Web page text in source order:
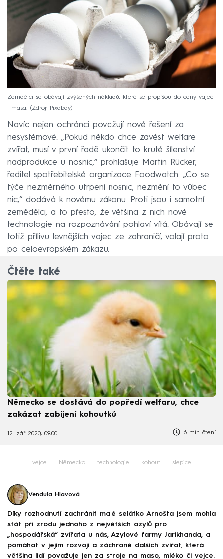
Zemdělci se obávají zvýšených nákladů, které se propíšou do ceny vajec
i masa.
Zdroj: Pixabay
Navíc nejen ochránci považují nové řešení za
nesystémové. „Pokud někdo chce zavést welfare
zvířat, musí v první řadě ukončit to kruté šílenství
nadprodukce u nosnic,“ prohlašuje Martin Rücker,
ředitel spotřebitelské organizace Foodwatch. „Co se
týče nezměrného utrpení nosnic, nezmění to vůbec
nic,“ dodává k novému zákonu. Proti jsou i samotní
zemědělci, a to přesto, že většina z nich nové
technologie na rozpoznávání pohlaví vítá. Obávají se
totiž přílivu levnějších vajec ze zahraničí, volají proto
po celoevropském zákazu.
Čtěte také
Německo se dostává do popředí welfaru, chce
zakázat zabíjení kohoutků
12. zář 2020, 09:00 6 min čtení
vejce Německo technologie kohout slepice
Vendula Hlavová
Díky rozhodnutí zachránit malé selátko Arnošta jsem mohla
stát při zrodu jednoho z největších azylů pro
„hospodářská“ zvířata u nás, Azylové farmy Jarikhanda, a
pomáhat v jejím rozvoji a záchraně dalších zvířat, která
většina lidí považuje jen za stroje na maso, mléko či vejce.